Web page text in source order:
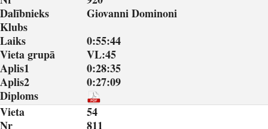
Dalībnieks
Giovanni Dominoni
Klubs
Laiks
0:55:44
Vieta grupā
VL:45
Aplis1
0:28:35
Aplis2
0:27:09
Diploms
Vieta
54
Nr
811